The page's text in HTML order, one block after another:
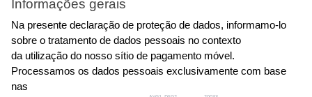
Informações gerais
Na presente declaração de proteção de dados, informamo-lo
sobre o tratamento de dados pessoais no contexto
da utilização do nosso sítio de pagamento móvel.
Processamos os dados pessoais exclusivamente com base
nas